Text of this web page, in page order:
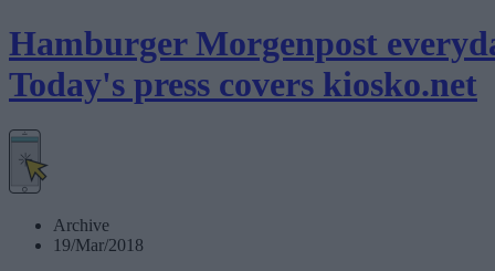
Hamburger Morgenpost
Today's press covers kiosko.net
Archive
19/Mar/2018